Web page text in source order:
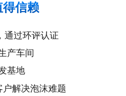
信赖
通过环评认证
产车间
基地
户解决泡沫难题